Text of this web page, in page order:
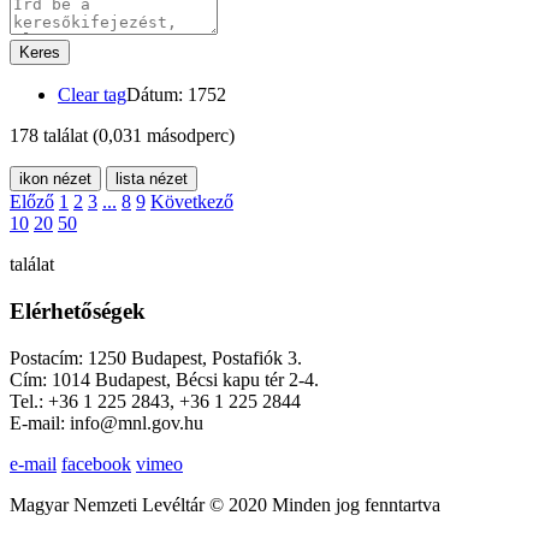
Keres
Clear tagDátum: 1752
178 találat (0,031 másodperc)
ikon nézet lista nézet
Előző 1 2 3 ... 8 9 Következő
10 20 50
találat
Elérhetőségek
Postacím: 1250 Budapest, Postafiók 3.
Cím: 1014 Budapest, Bécsi kapu tér 2-4.
Tel.: +36 1 225 2843, +36 1 225 2844
E-mail: info@mnl.gov.hu
e-mail facebook vimeo
Magyar Nemzeti Levéltár © 2020 Minden jog fenntartva